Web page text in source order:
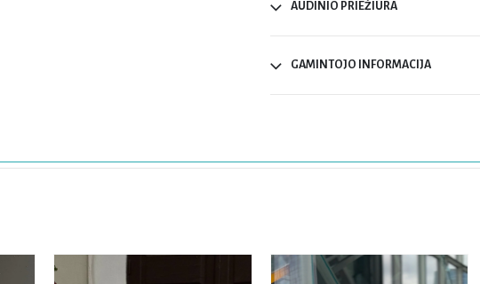
AUDINIO PRIEŽIŪRA
GAMINTOJO INFORMACIJA